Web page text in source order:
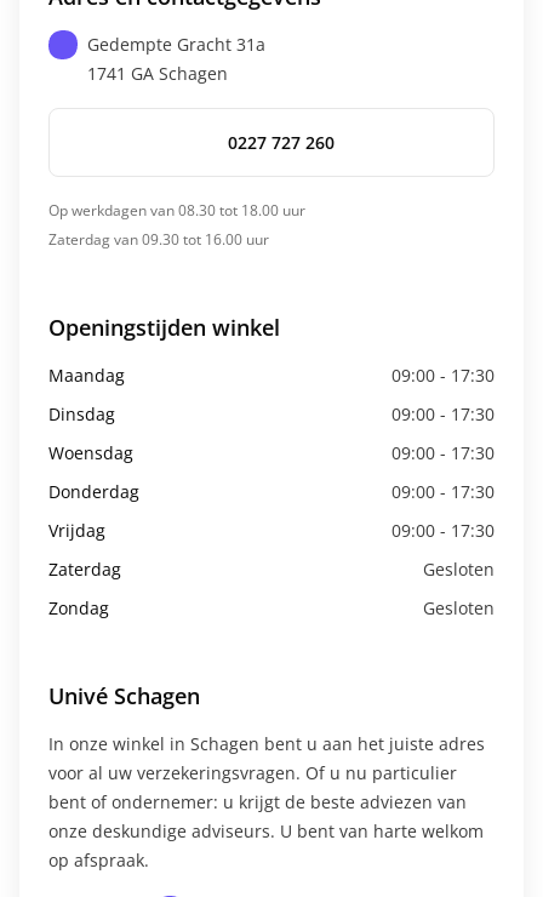
Gedempte Gracht 31a
1741 GA Schagen
0227 727 260
Op werkdagen van 08.30 tot 18.00 uur
Zaterdag van 09.30 tot 16.00 uur
Openingstijden winkel
Maandag
09:00 - 17:30
Dinsdag
09:00 - 17:30
Woensdag
09:00 - 17:30
Donderdag
09:00 - 17:30
Vrijdag
09:00 - 17:30
Zaterdag
Gesloten
Zondag
Gesloten
Univé Schagen
In onze winkel in Schagen bent u aan het juiste adres
voor al uw verzekeringsvragen. Of u nu particulier
bent of ondernemer: u krijgt de beste adviezen van
onze deskundige adviseurs. U bent van harte welkom
op afspraak.​